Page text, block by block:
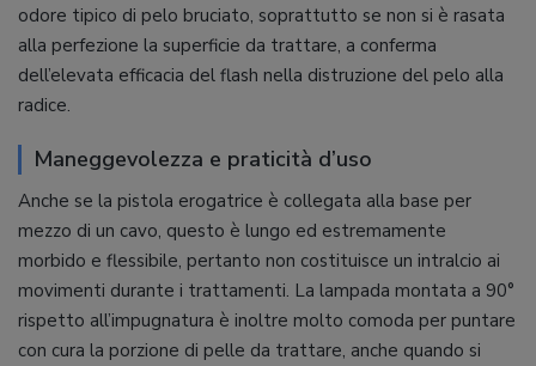
odore tipico di pelo bruciato, soprattutto se non si è rasata
alla perfezione la superficie da trattare, a conferma
dell’elevata efficacia del flash nella distruzione del pelo alla
radice.
Maneggevolezza e praticità d’uso
Anche se la pistola erogatrice è collegata alla base per
mezzo di un cavo, questo è lungo ed estremamente
morbido e flessibile, pertanto non costituisce un intralcio ai
movimenti durante i trattamenti. La lampada montata a 90°
rispetto all’impugnatura è inoltre molto comoda per puntare
con cura la porzione di pelle da trattare, anche quando si